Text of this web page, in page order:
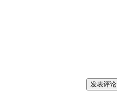
发表评论